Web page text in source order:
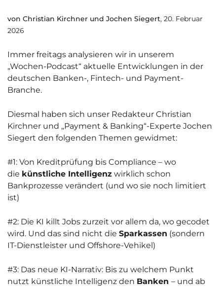
von Christian Kirchner und Jochen Siegert, 20. Februar
2026
Immer freitags analysieren wir in unserem
„Wochen-Podcast“ aktuelle Entwicklungen in der
deutschen Banken-, Fintech- und Payment-
Branche.
Diesmal haben sich unser Redakteur Christian
Kirchner und „Payment & Banking“-Experte Jochen
Siegert den folgenden Themen gewidmet:
#1: Von Kreditprüfung bis Compliance – wo
die künstliche Intelligenz wirklich schon
Bankprozesse verändert (und wo sie noch limitiert
ist)
#2: Die KI killt Jobs zurzeit vor allem da, wo gecodet
wird. Und das sind nicht die Sparkassen (sondern
IT-Dienstleister und Offshore-Vehikel)
#3: Das neue KI-Narrativ: Bis zu welchem Punkt
nutzt künstliche Intelligenz den Banken – und ab